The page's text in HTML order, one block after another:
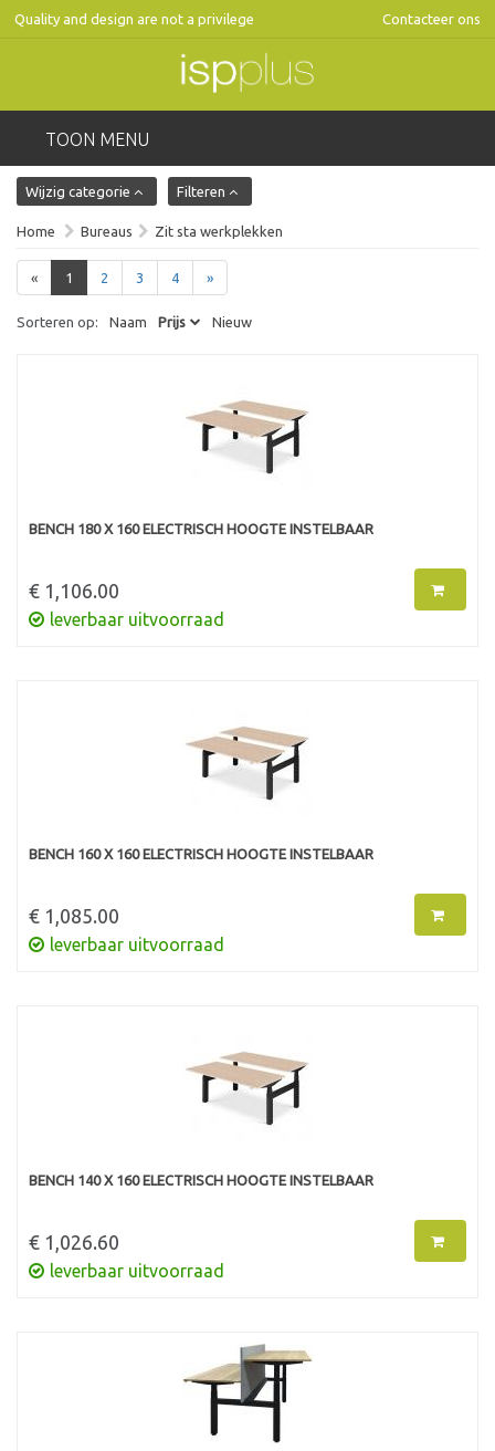
Quality and design are not a privilege Contacteer ons
TOON MENU
Wijzig categorie Filteren
Home Bureaus Zit sta werkplekken
« 1 2 3 4 »
Sorteren op: Naam Prijs Nieuw
BENCH 180 X 160 ELECTRISCH HOOGTE INSTELBAAR
€ 1,106.00
leverbaar uitvoorraad
BENCH 160 X 160 ELECTRISCH HOOGTE INSTELBAAR
€ 1,085.00
leverbaar uitvoorraad
BENCH 140 X 160 ELECTRISCH HOOGTE INSTELBAAR
€ 1,026.60
leverbaar uitvoorraad